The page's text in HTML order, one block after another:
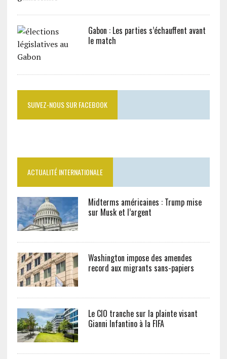
Gabon : Les parties s’échauffent avant
le match
SUIVEZ-NOUS SUR FACEBOOK
ACTUALITÉ INTERNATIONALE
Midterms américaines : Trump mise
sur Musk et l’argent
Washington impose des amendes
record aux migrants sans-papiers
Le CIO tranche sur la plainte visant
Gianni Infantino à la FIFA